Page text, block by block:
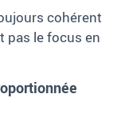
cohérent
pas le focus en